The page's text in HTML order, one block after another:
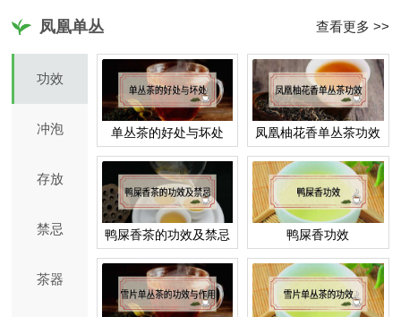
凤凰单丛 查看更多 >>
功效
冲泡
存放
禁忌
茶器
单丛茶的好处与坏处 凤凰柚花香单丛茶功效
鸭屎香茶的功效及禁忌 鸭屎香功效